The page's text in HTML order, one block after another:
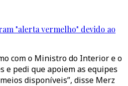
"alerta vermelho" devido ao
com o Ministro do Interior e o
e pedi que apoiem as equipes
disponíveis”, disse Merz